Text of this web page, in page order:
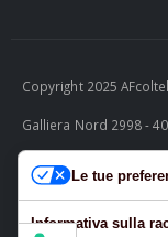
Copyright 2025
Galliera Nord 2998 -
ITALY P.I.
Le tue
Informativa sulla